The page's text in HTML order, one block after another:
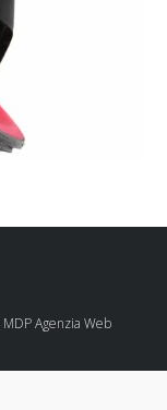
MDP Agenzia Web